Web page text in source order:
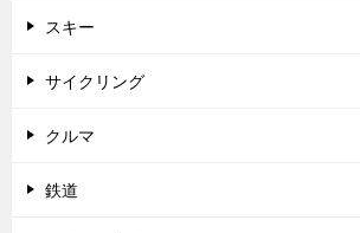
スキー
サイクリング
クルマ
鉄道